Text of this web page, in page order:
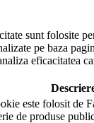
sunt folosite
pe baza
eficacitatea
este folosit de
de produse